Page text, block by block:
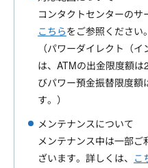
コンタクトセンターのサ
こちらをご参照ください。
（パワーダイレクト（
は、ATMの出金限度額
びパワー預金振替限度
す。）
メンテナンスについて
メンテナンス中は一部
ざいます。詳しくは、 こ